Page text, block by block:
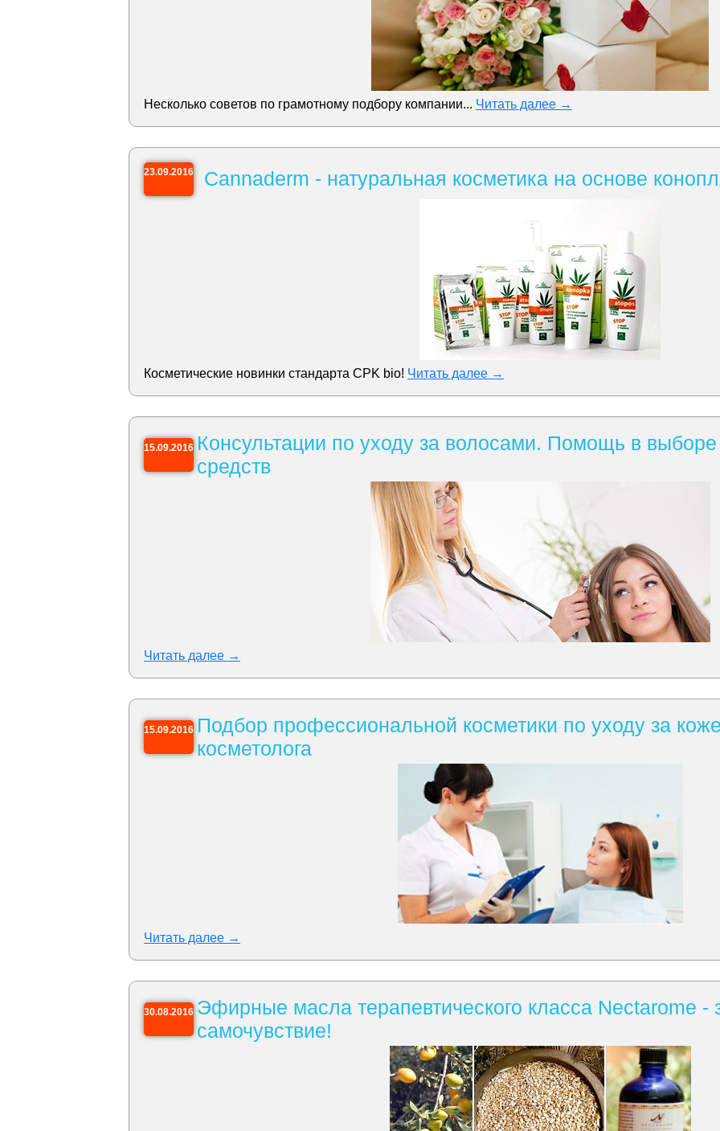
Несколько советов по грамотному подбору компании... Читать далее →
23.09.2016 Cannaderm - натуральная косметика на основе
Косметические новинки стандарта CPK bio! Читать далее →
15.09.2016 Консультации по уходу за волосами. Помощь в
средств
Читать далее →
15.09.2016 Подбор профессиональной косметики по уходу за
косметолога
Читать далее →
30.08.2016 Эфирные масла терапевтического класса Nectarome -
самочувствие!